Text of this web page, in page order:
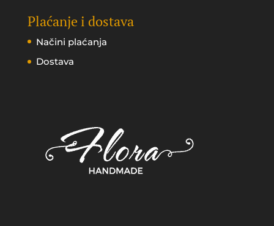
Plaćanje i dostava
Načini plaćanja
Dostava